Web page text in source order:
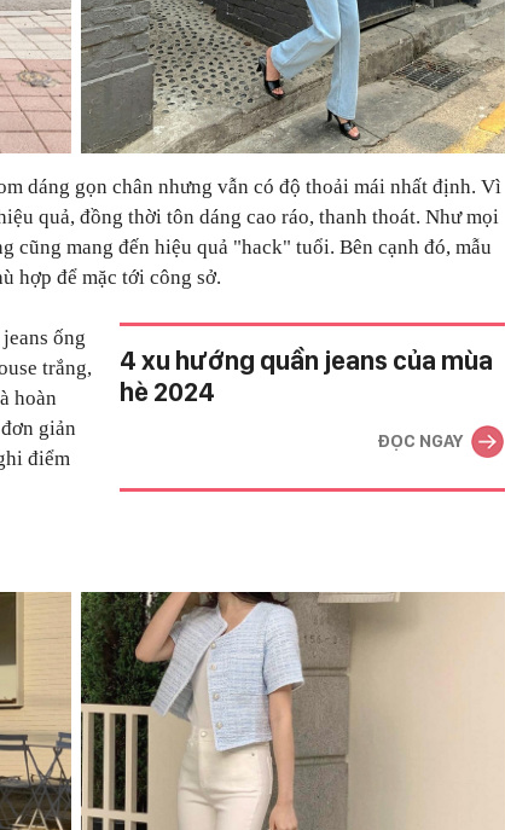
dáng gọn chân nhưng vẫn có độ thoải mái nhất định. Vì
quả, đồng thời tôn dáng cao ráo, thanh thoát. Như mọi
cũng mang đến hiệu quả "hack" tuổi. Bên cạnh đó, mẫu
hợp để mặc tới công sở.
4 xu hướng quần jeans của mùa
hè 2024
ĐỌC NGAY
ống
trắng,
hoàn
giản
điểm